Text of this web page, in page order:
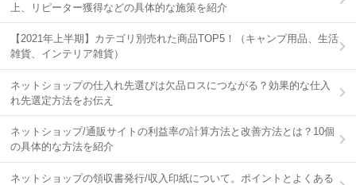
上、リピーター獲得などの具体的な施策を紹介
【2021年上半期】カテゴリ別売れた商品TOP5！（キャンプ用品、生活
雑貨、インテリア雑貨）
ネットショップの仕入れ先選びは欠品ロスにつながる？効果的な仕入
れ先選定方法をお伝え
ネットショップ/通販サイトの利益率の計算方法と改善方法とは？10個
の具体的な方法を紹介
ネットショップの領収書発行/収入印紙について。ポイントとよくある